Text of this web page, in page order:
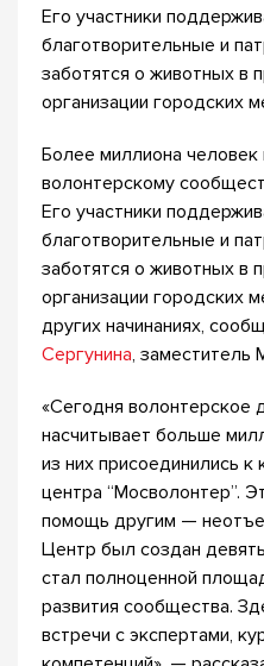
Его участники
благотворительные и
заботятся о животных в
организации городских
Более миллиона человек
волонтерскому
Его участники
благотворительные и
заботятся о животных в
организации городских
других начинаниях,
Сергунина, заместитель
«Сегодня волонтерское
насчитывает больше
из них присоединились к
центра “Мосволонтер”.
помощь другим —
Центр был создан
стал полноценной
развития сообщества.
встречи с экспертами,